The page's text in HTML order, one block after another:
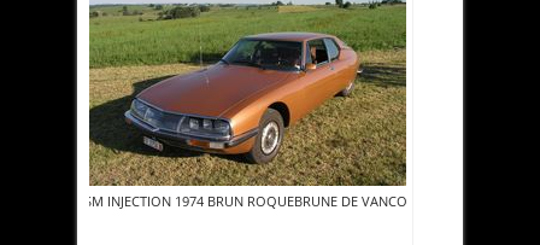
SM INJECTION 1974 BRUN ROQUEBRUNE DE VANCO